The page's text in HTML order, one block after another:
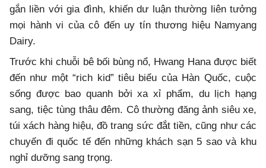
gắn liền với gia đình, khiến dư luận thường liên tưởng
mọi hành vi của cô đến uy tín thương hiệu Namyang
Dairy.
Trước khi chuỗi bê bối bùng nổ, Hwang Hana được biết
đến như một “rich kid” tiêu biểu của Hàn Quốc, cuộc
sống được bao quanh bởi xa xỉ phẩm, du lịch hạng
sang, tiệc tùng thâu đêm. Cô thường đăng ảnh siêu xe,
túi xách hàng hiệu, đồ trang sức đắt tiền, cũng như các
chuyến đi quốc tế đến những khách sạn 5 sao và khu
nghỉ dưỡng sang trọng.